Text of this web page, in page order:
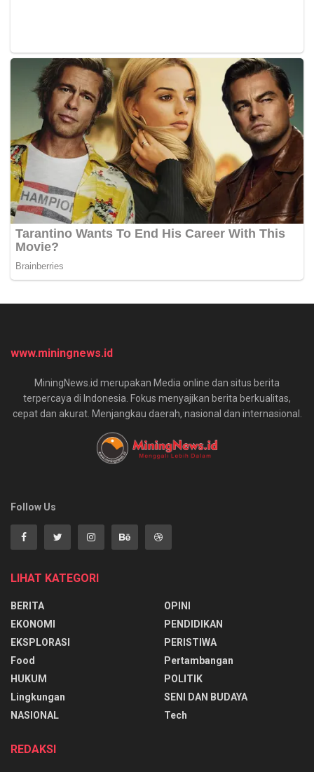
www.miningnews.id
MiningNews.id merupakan Media online dan situs berita
terpercaya di Indonesia. Fokus menyajikan berita berkualitas,
cepat dan akurat. Menjangkau daerah, nasional dan internasional.
Follow Us
LIHAT KATEGORI
BERITA
EKONOMI
EKSPLORASI
Food
HUKUM
Lingkungan
NASIONAL
OPINI
PENDIDIKAN
PERISTIWA
Pertambangan
POLITIK
SENI DAN BUDAYA
Tech
REDAKSI